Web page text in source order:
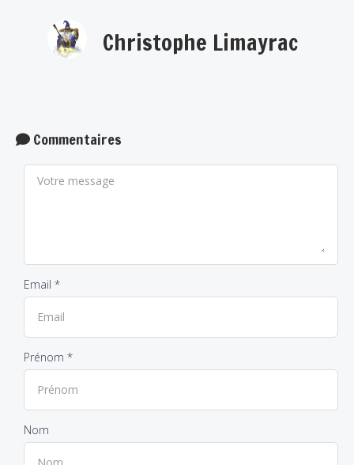
Christophe Limayrac
Commentaires
Email *
Prénom *
Nom